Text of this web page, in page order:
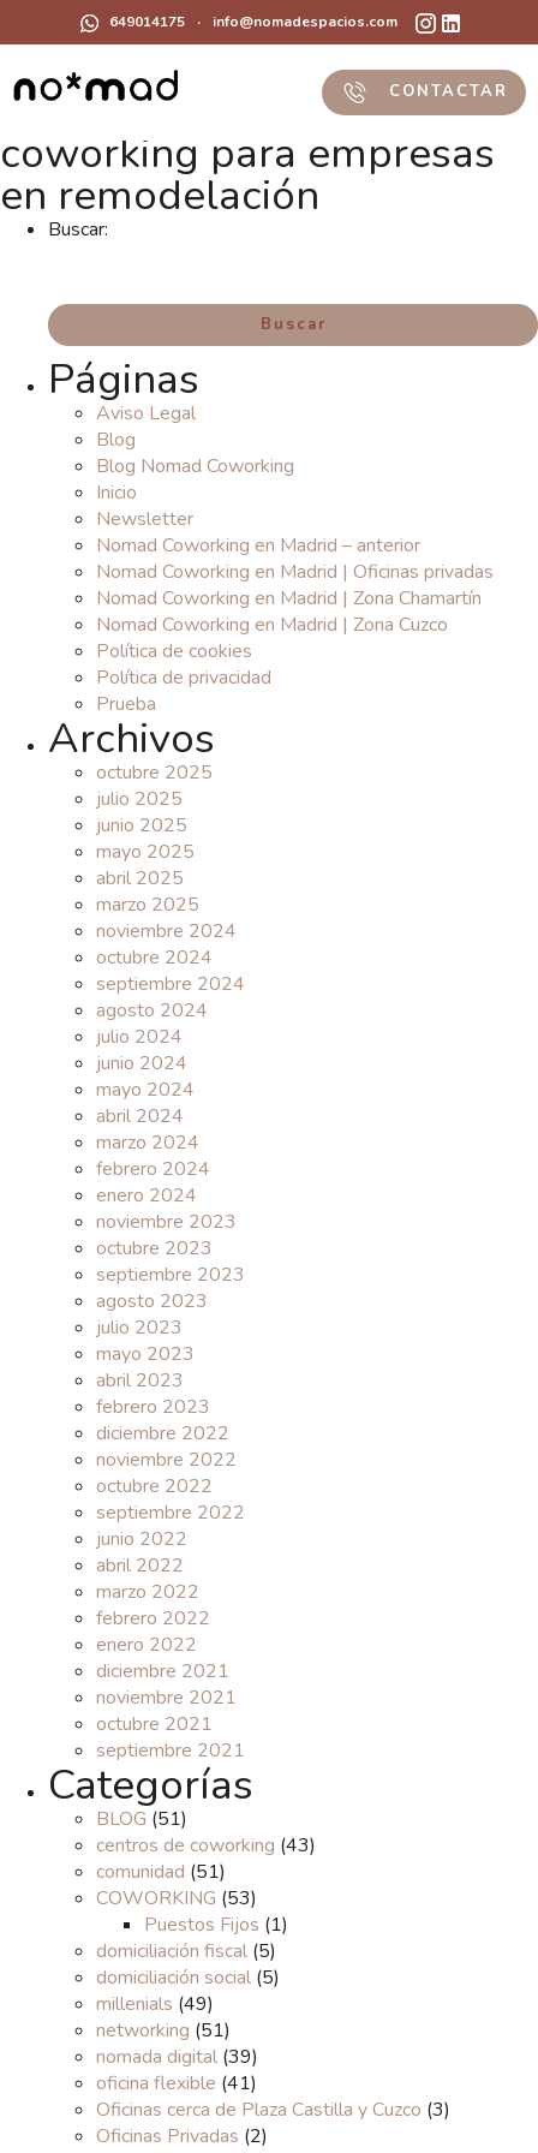
649014175 · info@nomadespacios.com
CONTACTAR
coworking para empresas
en remodelación
Buscar:
Páginas
Aviso Legal
Blog
Blog Nomad Coworking
Inicio
Newsletter
Nomad Coworking en Madrid – anterior
Nomad Coworking en Madrid | Oficinas privadas
Nomad Coworking en Madrid | Zona Chamartín
Nomad Coworking en Madrid | Zona Cuzco
Política de cookies
Política de privacidad
Prueba
Archivos
octubre 2025
julio 2025
junio 2025
mayo 2025
abril 2025
marzo 2025
noviembre 2024
octubre 2024
septiembre 2024
agosto 2024
julio 2024
junio 2024
mayo 2024
abril 2024
marzo 2024
febrero 2024
enero 2024
noviembre 2023
octubre 2023
septiembre 2023
agosto 2023
julio 2023
mayo 2023
abril 2023
febrero 2023
diciembre 2022
noviembre 2022
octubre 2022
septiembre 2022
junio 2022
abril 2022
marzo 2022
febrero 2022
enero 2022
diciembre 2021
noviembre 2021
octubre 2021
septiembre 2021
Categorías
BLOG (51)
centros de coworking (43)
comunidad (51)
COWORKING (53)
Puestos Fijos (1)
domiciliación fiscal (5)
domiciliación social (5)
millenials (49)
networking (51)
nomada digital (39)
oficina flexible (41)
Oficinas cerca de Plaza Castilla y Cuzco (3)
Oficinas Privadas (2)